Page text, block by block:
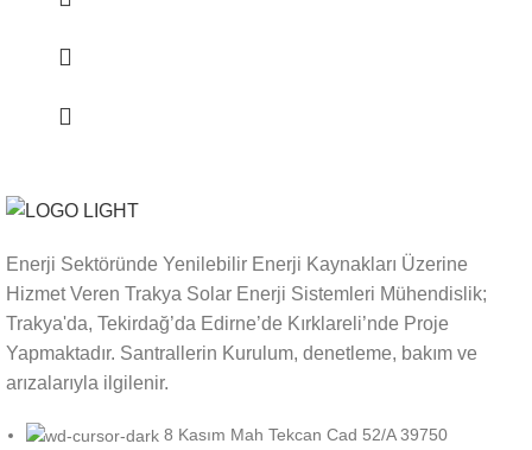
Enerji Sektöründe Yenilebilir Enerji Kaynakları Üzerine
Hizmet Veren Trakya Solar Enerji Sistemleri Mühendislik;
Trakya'da, Tekirdağ’da Edirne’de Kırklareli’nde Proje
Yapmaktadır. Santrallerin Kurulum, denetleme, bakım ve
arızalarıyla ilgilenir.
8 Kasım Mah Tekcan Cad 52/A 39750